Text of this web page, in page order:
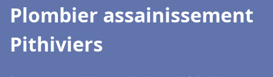
Plombier assainissement
Pithiviers